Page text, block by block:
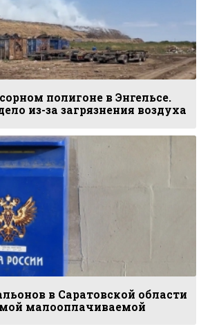
полигоне в Энгельсе.
из-за загрязнения воздуха
в Саратовской области
малооплачиваемой